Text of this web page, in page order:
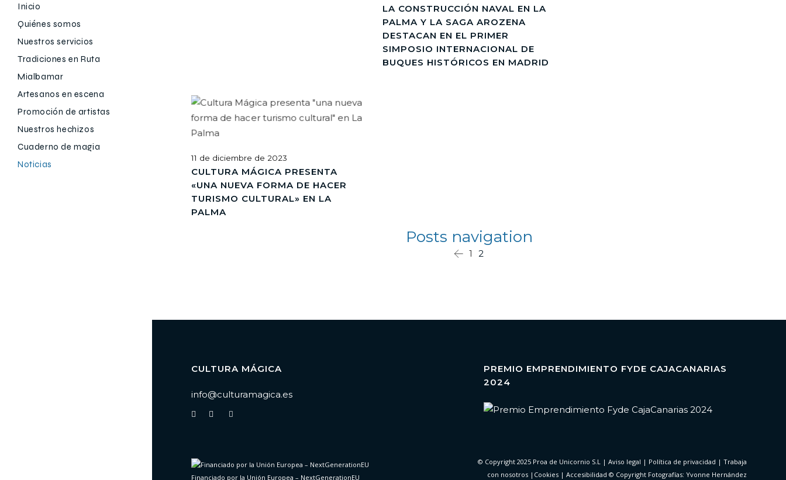
Inicio
Quiénes somos
Nuestros servicios
Tradiciones en Ruta
Mialbamar
Artesanos en escena
Promoción de artistas
Nuestros hechizos
Cuaderno de magia
Noticias
LA CONSTRUCCIÓN NAVAL EN LA
PALMA Y LA SAGA AROZENA
DESTACAN EN EL PRIMER
SIMPOSIO INTERNACIONAL DE
BUQUES HISTÓRICOS EN MADRID
11 de diciembre de 2023
CULTURA MÁGICA PRESENTA
«UNA NUEVA FORMA DE HACER
TURISMO CULTURAL» EN LA
PALMA
Posts navigation
1 2
CULTURA MÁGICA
info@culturamagica.es
PREMIO EMPRENDIMIENTO FYDE CAJACANARIAS
2024
Financiado por la Unión Europea – NextGenerationEU
© Copyright 2025 Proa de Unicornio S.L | Aviso legal | Política de privacidad | Trabaja
con nosotros | Cookies | Accesibilidad © Copyright Fotografías: Yvonne Hernández